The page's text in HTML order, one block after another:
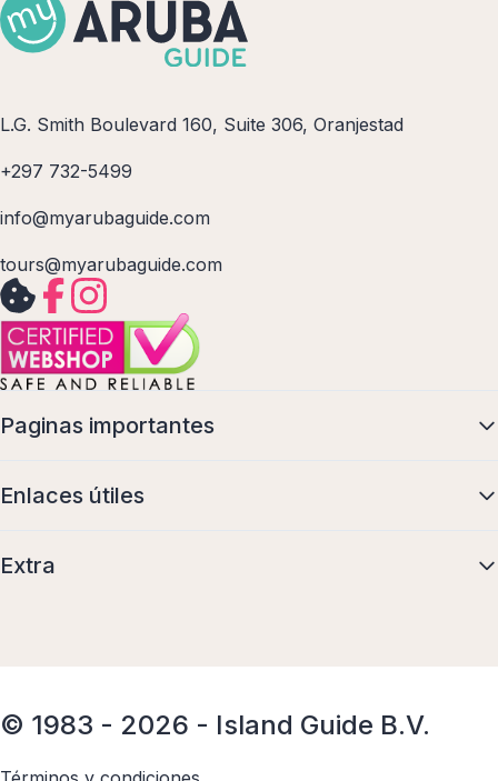
L.G. Smith Boulevard 160, Suite 306, Oranjestad
+297 732-5499
info@myarubaguide.com
tours@myarubaguide.com
Paginas importantes
Enlaces útiles
Extra
© 1983 - 2026 - Island Guide B.V.